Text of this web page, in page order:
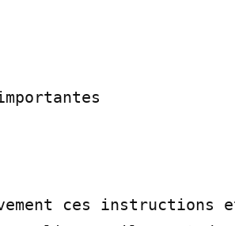
ces instructions